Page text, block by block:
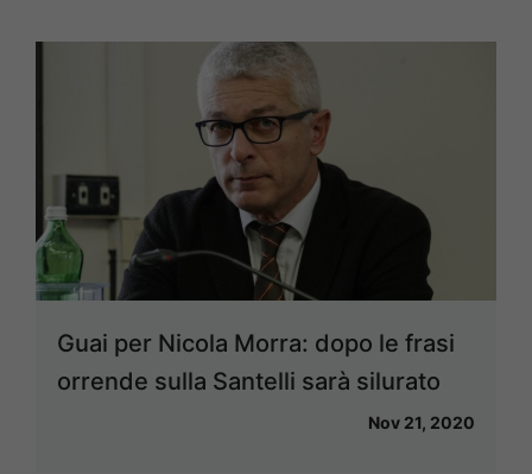
Guai per Nicola Morra: dopo le frasi
orrende sulla Santelli sarà silurato
Nov 21, 2020